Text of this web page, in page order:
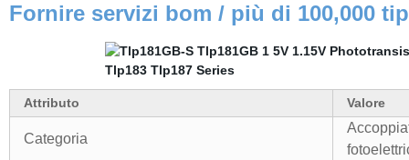
Fornire servizi bom / più di 100,000
Attributo Valore
Categoria